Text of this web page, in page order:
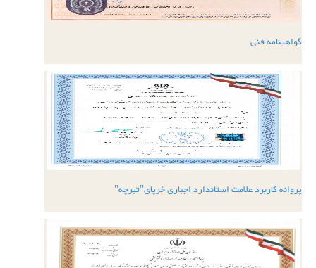
گواهینامه فنی
پروانه کاربرد علامت استاندارد اجباری خرپای"تیرچه"